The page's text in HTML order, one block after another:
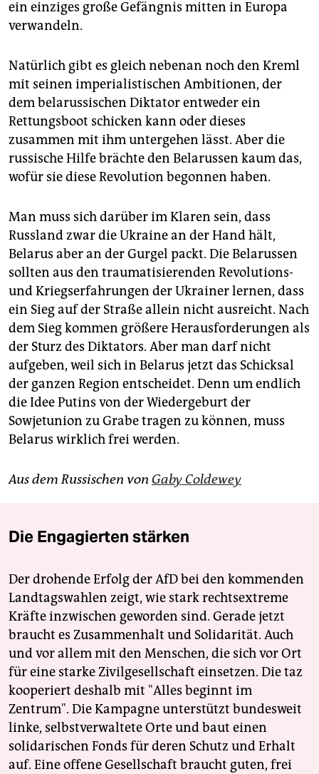
ein einziges große Gefängnis mitten in Europa
verwandeln.
Natürlich gibt es gleich nebenan noch den Kreml
mit seinen imperialistischen Ambitionen, der
dem belarussischen Diktator entweder ein
Rettungsboot schicken kann oder dieses
zusammen mit ihm untergehen lässt. Aber die
russische Hilfe brächte den Belarussen kaum das,
wofür sie diese Revolution begonnen haben.
Man muss sich darüber im Klaren sein, dass
Russland zwar die Ukraine an der Hand hält,
Belarus aber an der Gurgel packt. Die Belarussen
sollten aus den traumatisierenden Revolutions-
und Kriegserfahrungen der Ukrainer lernen, dass
ein Sieg auf der Straße allein nicht ausreicht. Nach
dem Sieg kommen größere Herausforderungen als
der Sturz des Diktators. Aber man darf nicht
aufgeben, weil sich in Belarus jetzt das Schicksal
der ganzen Region entscheidet. Denn um endlich
die Idee Putins von der Wiedergeburt der
Sowjetunion zu Grabe tragen zu können, muss
Belarus wirklich frei werden.
Aus dem Russischen von Gaby Coldewey
Die Engagierten stärken
Der drohende Erfolg der AfD bei den kommenden
Landtagswahlen zeigt, wie stark rechtsextreme
Kräfte inzwischen geworden sind. Gerade jetzt
braucht es Zusammenhalt und Solidarität. Auch
und vor allem mit den Menschen, die sich vor Ort
für eine starke Zivilgesellschaft einsetzen. Die taz
kooperiert deshalb mit "Alles beginnt im
Zentrum". Die Kampagne unterstützt bundesweit
linke, selbstverwaltete Orte und baut einen
solidarischen Fonds für deren Schutz und Erhalt
auf. Eine offene Gesellschaft braucht guten, frei